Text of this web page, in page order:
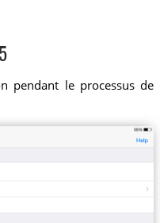
pendant le processus de